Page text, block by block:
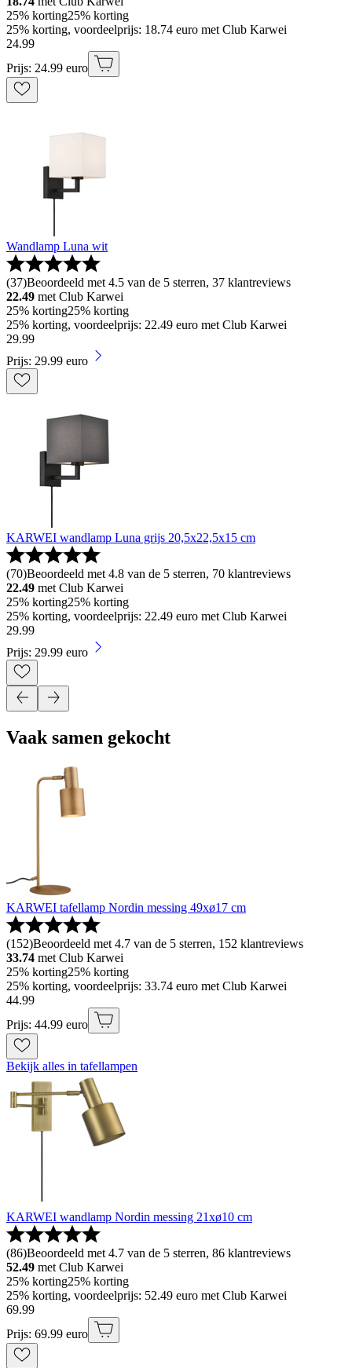
25% korting25% korting
25% korting, voordeelprijs: 18.74 euro met Club Karwei
24.99
Prijs: 24.99 euro
Wandlamp Luna wit
(37)Beoordeeld met 4.5 van de 5 sterren, 37 klantreviews
22.49 met Club Karwei
25% korting25% korting
25% korting, voordeelprijs: 22.49 euro met Club Karwei
29.99
Prijs: 29.99 euro
KARWEI wandlamp Luna grijs 20,5x22,5x15 cm
(70)Beoordeeld met 4.8 van de 5 sterren, 70 klantreviews
22.49 met Club Karwei
25% korting25% korting
25% korting, voordeelprijs: 22.49 euro met Club Karwei
29.99
Prijs: 29.99 euro
Vaak samen gekocht
KARWEI tafellamp Nordin messing 49xø17 cm
(152)Beoordeeld met 4.7 van de 5 sterren, 152 klantreviews
33.74 met Club Karwei
25% korting25% korting
25% korting, voordeelprijs: 33.74 euro met Club Karwei
44.99
Prijs: 44.99 euro
Bekijk alles in tafellampen
KARWEI wandlamp Nordin messing 21xø10 cm
(86)Beoordeeld met 4.7 van de 5 sterren, 86 klantreviews
52.49 met Club Karwei
25% korting25% korting
25% korting, voordeelprijs: 52.49 euro met Club Karwei
69.99
Prijs: 69.99 euro